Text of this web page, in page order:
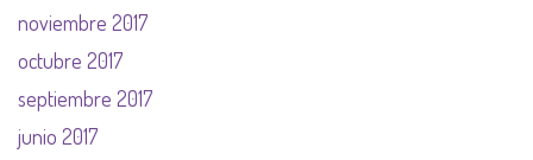
noviembre 2017
octubre 2017
septiembre 2017
junio 2017